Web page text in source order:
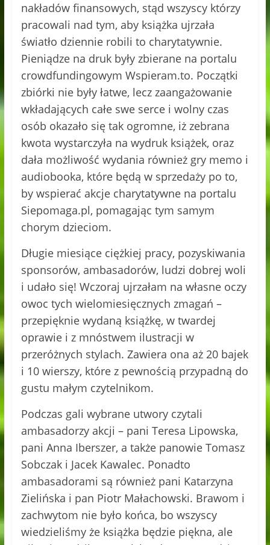
nakładów finansowych, stąd wszyscy którzy
pracowali nad tym, aby książka ujrzała
światło dziennie robili to charytatywnie.
Pieniądze na druk były zbierane na portalu
crowdfundingowym Wspieram.to. Początki
zbiórki nie były łatwe, lecz zaangażowanie
wkładających całe swe serce i wolny czas
osób okazało się tak ogromne, iż zebrana
kwota wystarczyła na wydruk książek, oraz
dała możliwość wydania również gry memo i
audiobooka, które będą w sprzedaży po to,
by wspierać akcje charytatywne na portalu
Siepomaga.pl, pomagając tym samym
chorym dzieciom.
Długie miesiące ciężkiej pracy, pozyskiwania
sponsorów, ambasadorów, ludzi dobrej woli
i udało się! Wczoraj ujrzałam na własne oczy
owoc tych wielomiesięcznych zmagań –
przepięknie wydaną książkę, w twardej
oprawie i z mnóstwem ilustracji w
przeróżnych stylach. Zawiera ona aż 20 bajek
i 10 wierszy, które z pewnością przypadną do
gustu małym czytelnikom.
Podczas gali wybrane utwory czytali
ambasadorzy akcji – pani Teresa Lipowska,
pani Anna Iberszer, a także panowie Tomasz
Sobczak i Jacek Kawalec. Ponadto
ambasadorami są również pani Katarzyna
Zielińska i pan Piotr Małachowski. Brawom i
zachwytom nie było końca, bo wszyscy
wiedzieliśmy że książka będzie piękna, ale